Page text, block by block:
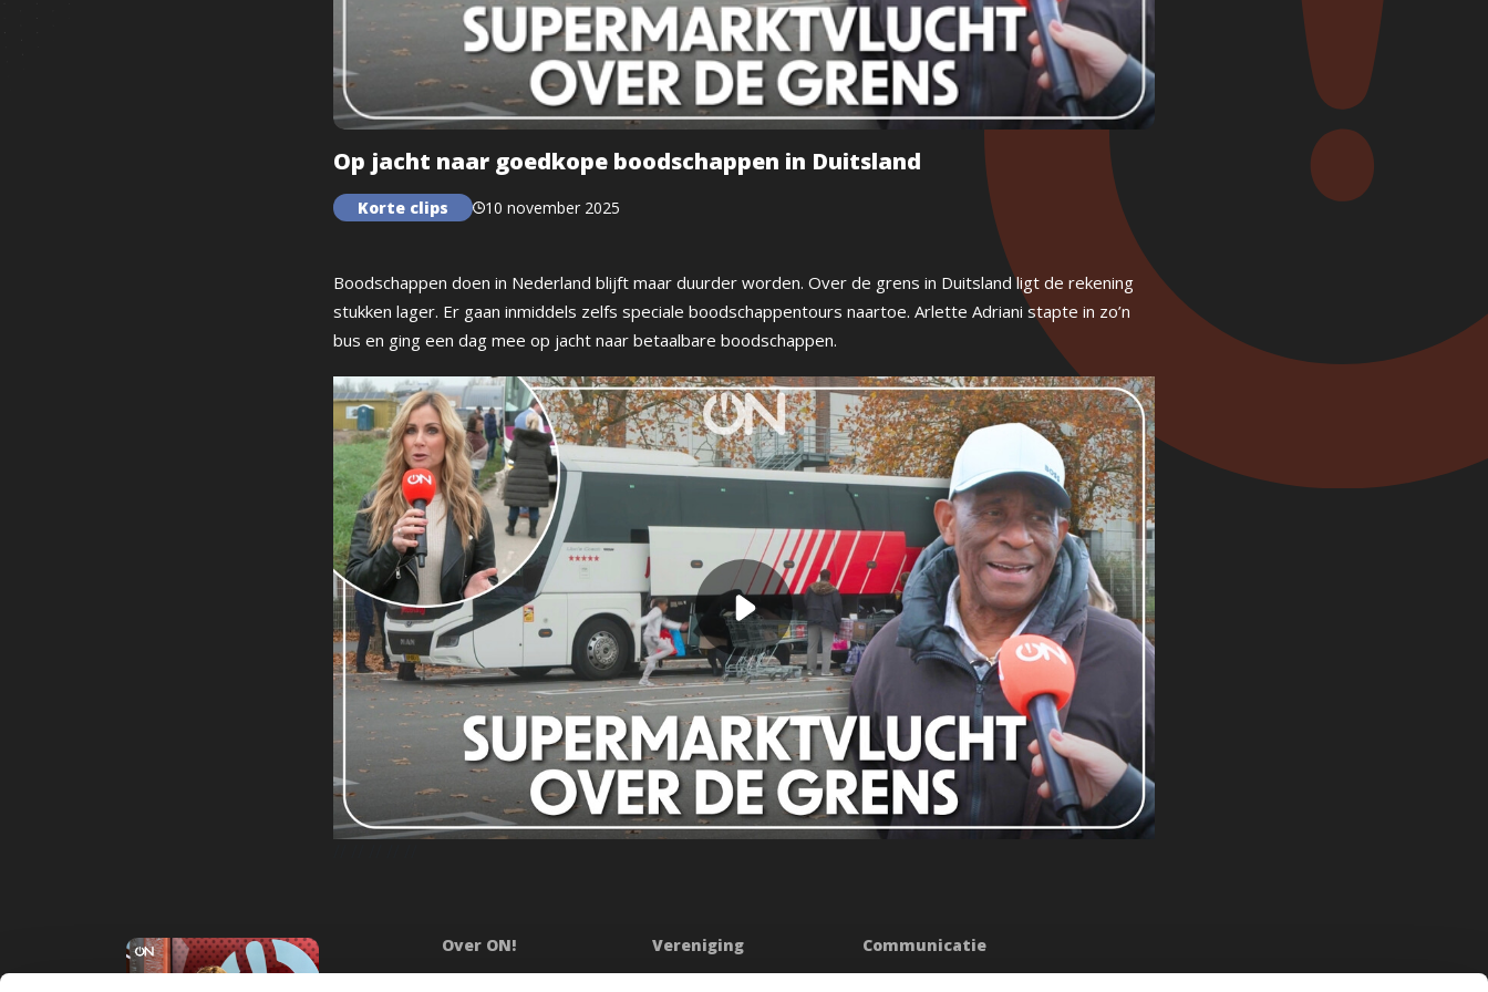
Op jacht naar goedkope boodschappen in Duitsland
Korte clips 10 november 2025
Boodschappen doen in Nederland blijft maar duurder worden. Over de grens in Duitsland ligt de rekening
stukken lager. Er gaan inmiddels zelfs speciale boodschappentours naartoe. Arlette Adriani stapte in zo’n
bus en ging een dag mee op jacht naar betaalbare boodschappen.
Over ON!
Onze missie
Vereniging
Bestuur
Communicatie
Persberichten & Juridisch